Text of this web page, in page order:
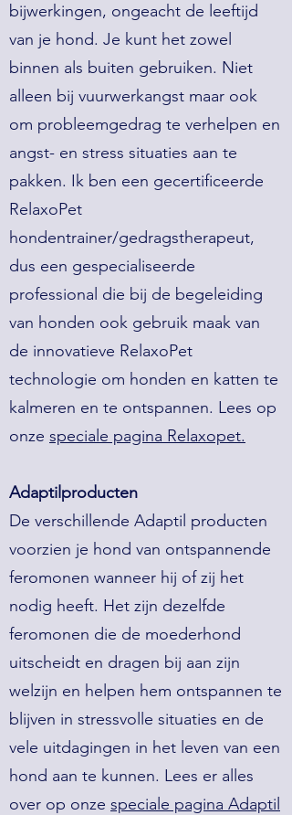
bijwerkingen, ongeacht de leeftijd
van je hond. Je kunt het zowel
binnen als buiten gebruiken. Niet
alleen bij vuurwerkangst maar ook
om probleemgedrag te verhelpen en
angst- en stress situaties aan te
pakken. Ik ben een gecertificeerde
RelaxoPet
hondentrainer/gedragstherapeut,
dus een gespecialiseerde
professional die bij de begeleiding
van honden ook gebruik maak van
de innovatieve RelaxoPet
technologie om honden en katten te
kalmeren en te ontspannen. Lees op
onze speciale pagina Relaxopet.
Adaptilproducten
De verschillende Adaptil producten
voorzien je hond van ontspannende
feromonen wanneer hij of zij het
nodig heeft. Het zijn dezelfde
feromonen die de moederhond
uitscheidt en dragen bij aan zijn
welzijn en helpen hem ontspannen te
blijven in stressvolle situaties en de
vele uitdagingen in het leven van een
hond aan te kunnen. Lees er alles
over op onze speciale pagina Adaptil